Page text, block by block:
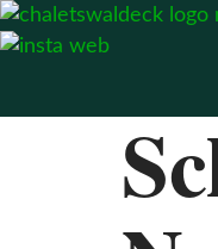
Zum
Inhalt